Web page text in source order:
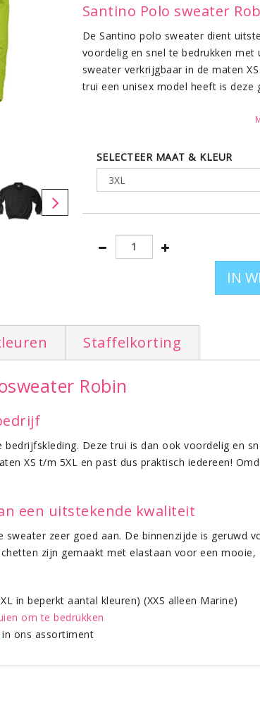
Santino Polo sweater
De Santino polo sweater dient
voordelig en snel te bedrukken
sweater verkrijgbaar in de maten
trui een unisex model heeft is deze
Santino Polosweater
Met een gemiddeld gewicht van
binnenzijde is geruwd voor een
knoopsluiting. Zowel de tailleband
mooie, elastische fit. Tot slot is de
Leverbaar in de maten XS t/
Bekijk ook het complete
SELECTEER MAAT & KLEUR
Staffelkorting
Robin
Deze trui is dan ook voordelig en
XS t/m 5XL en past dus praktisch iedereen!
een uitstekende kwaliteit
zeer goed aan. De binnenzijde is
zijn gemaakt met elastaan voor een
in beperkt aantal kleuren) (XXS alleen Marine)
om te bedrukken
in ons assortiment